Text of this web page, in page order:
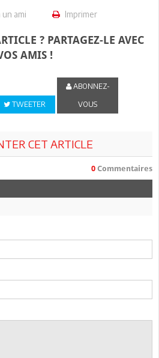
un ami Imprimer
? PARTAGEZ-LE AVEC
AMIS !
TWEETER
ABONNEZ-
VOUS
CET ARTICLE
0 Commentaires